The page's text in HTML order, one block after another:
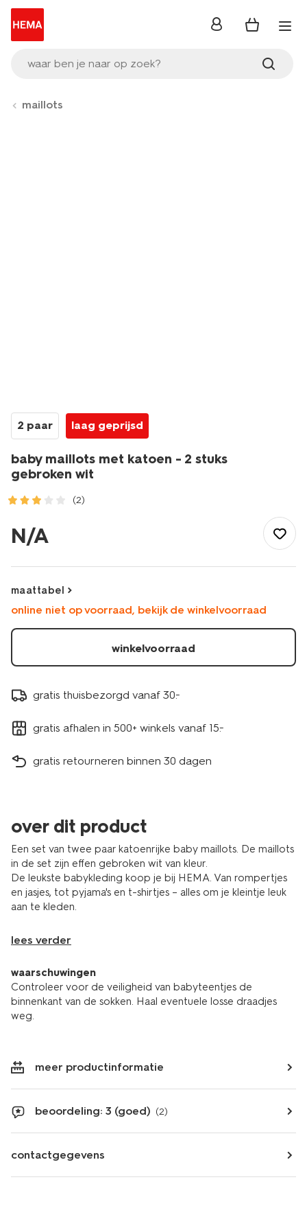
waar ben je naar op zoek?
inloggen
maillots
2 paar laag geprijsd
baby maillots met katoen - 2 stuks
gebroken wit
(2)
maillots-
met-
-
gebroken-
wit-
N/A
maattabel
online niet op voorraad, bekijk de winkelvoorraad
winkelvoorraad
gratis thuisbezorgd vanaf 30.-
gratis afhalen in 500+ winkels vanaf 15.-
gratis retourneren binnen 30 dagen
over dit product
Een set van twee paar katoenrijke baby maillots. De maillots
in de set zijn effen gebroken wit van kleur.
De leukste babykleding koop je bij HEMA. Van rompertjes
en jasjes, tot pyjama's en t-shirtjes – alles om je kleintje leuk
aan te kleden.
lees verder
waarschuwingen
Controleer voor de veiligheid van babyteentjes de
binnenkant van de sokken. Haal eventuele losse draadjes
weg.
meer productinformatie
beoordeling: 3 (goed) (2)
contactgegevens